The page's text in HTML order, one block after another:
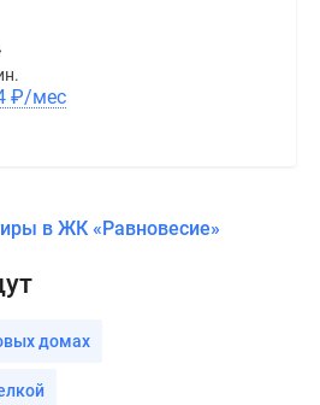
₽/мес
в ЖК «Равновесие»
домах